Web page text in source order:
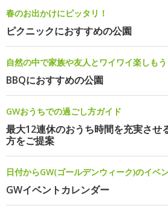
春のお出かけにピッタリ！
ピクニックにおすすめの公園
自然の中で家族や友人とワイワイ楽しもう
BBQにおすすめの公園
GWおうちでの過ごし方ガイド
最大12連休のおうち時間を充実させ
方をご提案
日付からGW(ゴールデンウィーク)のイベ
GWイベントカレンダー